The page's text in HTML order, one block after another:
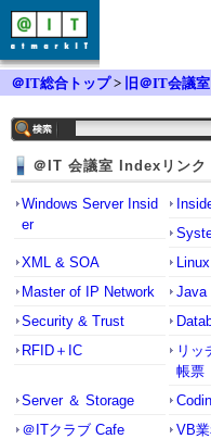
＠IT総合トップ> 旧＠IT会議室
＠IT 会議室 Indexリンク
Windows Server Insid
er
XML & SOA
Master of IP Network
Java
Security & Trust
RFID＋IC
リッ
帳票
Server ＆ Storage
＠ITクラブ Cafe
VB